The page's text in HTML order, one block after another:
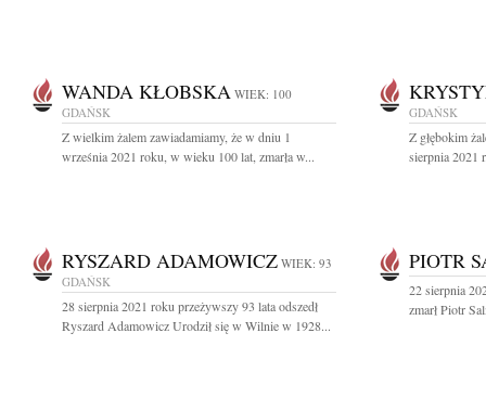
WANDA KŁOBSKA WIEK: 100
GDAŃSK
Z wielkim żalem zawiadamiamy, że w dniu 1
września 2021 roku, w wieku 100 lat, zmarła w...
GDAŃSK
Z głębokim
sierpnia 2021
RYSZARD ADAMOWICZ WIEK: 93
GDAŃSK
28 sierpnia 2021 roku przeżywszy 93 lata odszedł
Ryszard Adamowicz Urodził się w Wilnie w 1928...
PIOTR
22 sierpnia
zmarł Piotr